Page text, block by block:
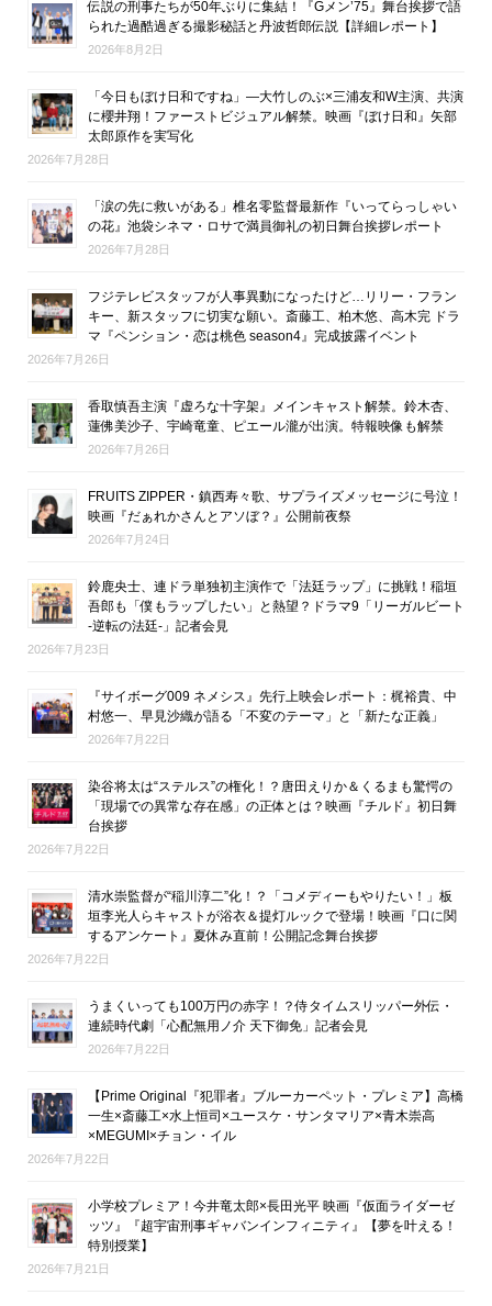
伝説の刑事たちが50年ぶりに集結！『Gメン’75』舞台挨拶で語
られた過酷過ぎる撮影秘話と丹波哲郎伝説【詳細レポート】
2026年8月2日
「今日もぼけ日和ですね」―大竹しのぶ×三浦友和W主演、共演
に櫻井翔！ファーストビジュアル解禁。映画『ぼけ日和』矢部
太郎原作を実写化
2026年7月28日
「涙の先に救いがある」椎名零監督最新作『いってらっしゃい
の花』池袋シネマ・ロサで満員御礼の初日舞台挨拶レポート
2026年7月28日
フジテレビスタッフが人事異動になったけど…リリー・フラン
キー、新スタッフに切実な願い。斎藤工、柏木悠、高木完 ドラ
マ『ペンション・恋は桃色 season4』完成披露イベント
2026年7月26日
香取慎吾主演『虚ろな十字架』メインキャスト解禁。鈴木杏、
蓮佛美沙子、宇崎竜童、ピエール瀧が出演。特報映像も解禁
2026年7月26日
FRUITS ZIPPER・鎮西寿々歌、サプライズメッセージに号泣！
映画『だぁれかさんとアソぼ？』公開前夜祭
2026年7月24日
鈴鹿央士、連ドラ単独初主演作で「法廷ラップ」に挑戦！稲垣
吾郎も「僕もラップしたい」と熱望？ドラマ9「リーガルビート
-逆転の法廷-」記者会見
2026年7月23日
『サイボーグ009 ネメシス』先行上映会レポート：梶裕貴、中
村悠一、早見沙織が語る「不変のテーマ」と「新たな正義」
2026年7月22日
染谷将太は“ステルス”の権化！？唐田えりか＆くるまも驚愕の
「現場での異常な存在感」の正体とは？映画『チルド』初日舞
台挨拶
2026年7月22日
清水崇監督が“稲川淳二”化！？「コメディーもやりたい！」板
垣李光人らキャストが浴衣＆提灯ルックで登場！映画『口に関
するアンケート』夏休み直前！公開記念舞台挨拶
2026年7月22日
うまくいっても100万円の赤字！？侍タイムスリッパー外伝・
連続時代劇「心配無用ノ介 天下御免」記者会見
2026年7月22日
【Prime Original『犯罪者』ブルーカーペット・プレミア】高橋
一生×斎藤工×水上恒司×ユースケ・サンタマリア×青木崇高
×MEGUMI×チョン・イル
2026年7月22日
小学校プレミア！今井竜太郎×長田光平 映画『仮面ライダーゼ
ッツ』『超宇宙刑事ギャバンインフィニティ』【夢を叶える！
特別授業】
2026年7月21日